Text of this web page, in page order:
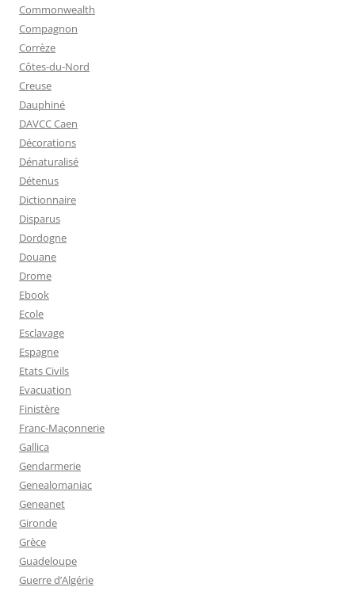
Commonwealth
Compagnon
Corrèze
Côtes-du-Nord
Creuse
Dauphiné
DAVCC Caen
Décorations
Dénaturalisé
Détenus
Dictionnaire
Disparus
Dordogne
Douane
Drome
Ebook
Ecole
Esclavage
Espagne
Etats Civils
Evacuation
Finistère
Franc-Maçonnerie
Gallica
Gendarmerie
Genealomaniac
Geneanet
Gironde
Grèce
Guadeloupe
Guerre d’Algérie